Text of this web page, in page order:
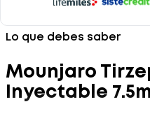
Lo que debes saber
Mounjaro
Inyectable